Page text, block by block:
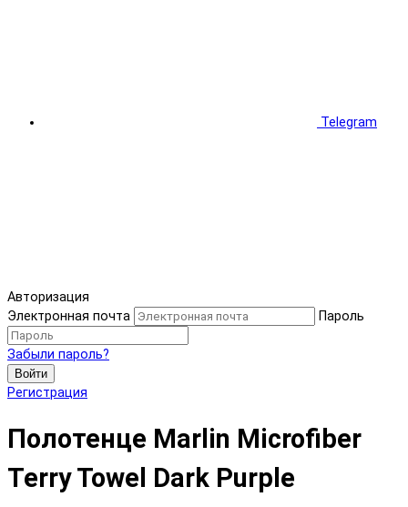
Telegram
Авторизация
Электронная почта
Пароль
Забыли пароль?
Войти
Регистрация
Полотенце Marlin Microfiber
Terry Towel Dark Purple